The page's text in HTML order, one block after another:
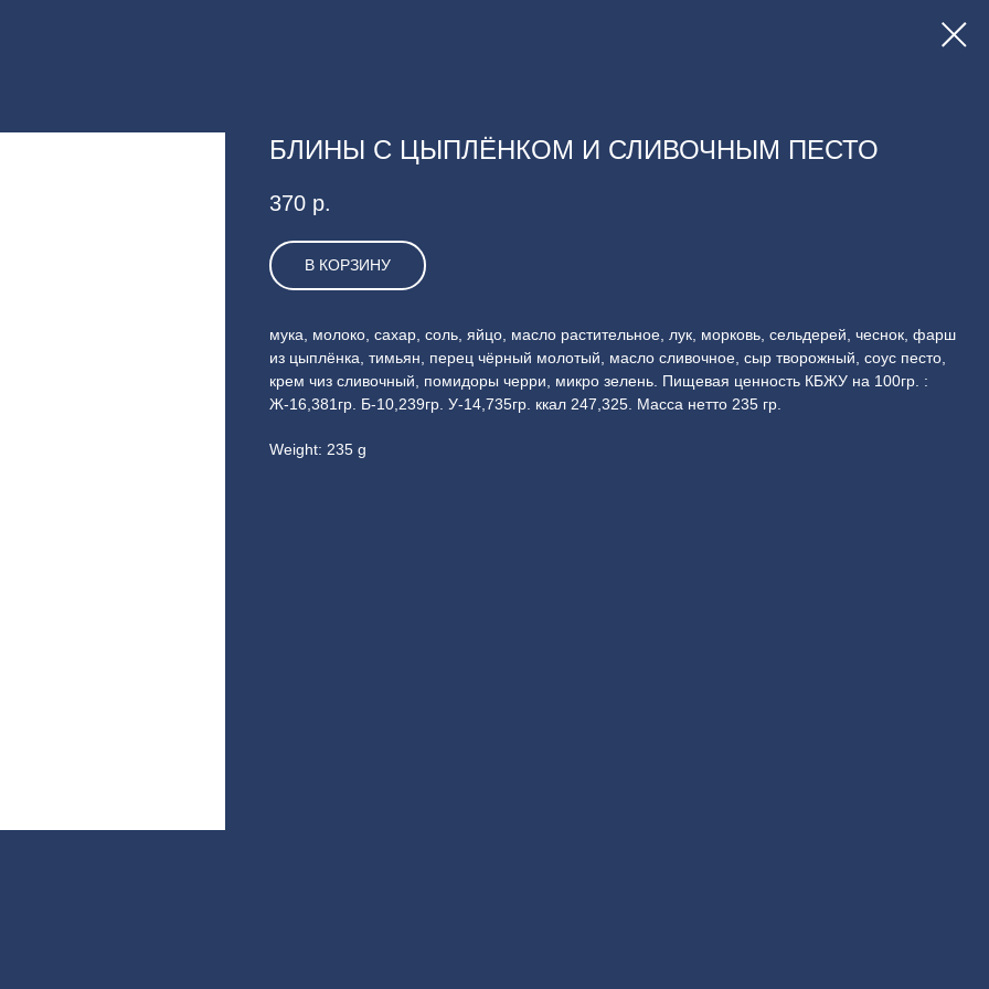
БЛИНЫ С ЦЫПЛЁНКОМ И СЛИВОЧНЫМ ПЕСТО
370 р.
В КОРЗИНУ
мука, молоко, сахар, соль, яйцо, масло растительное, лук, морковь, сельдерей, чеснок, фарш
из цыплёнка, тимьян, перец чёрный молотый, масло сливочное, сыр творожный, соус песто,
крем чиз сливочный, помидоры черри, микро зелень. Пищевая ценность КБЖУ на 100гр. :
Ж-16,381гр. Б-10,239гр. У-14,735гр. ккал 247,325. Масса нетто 235 гр.
Weight: 235 g